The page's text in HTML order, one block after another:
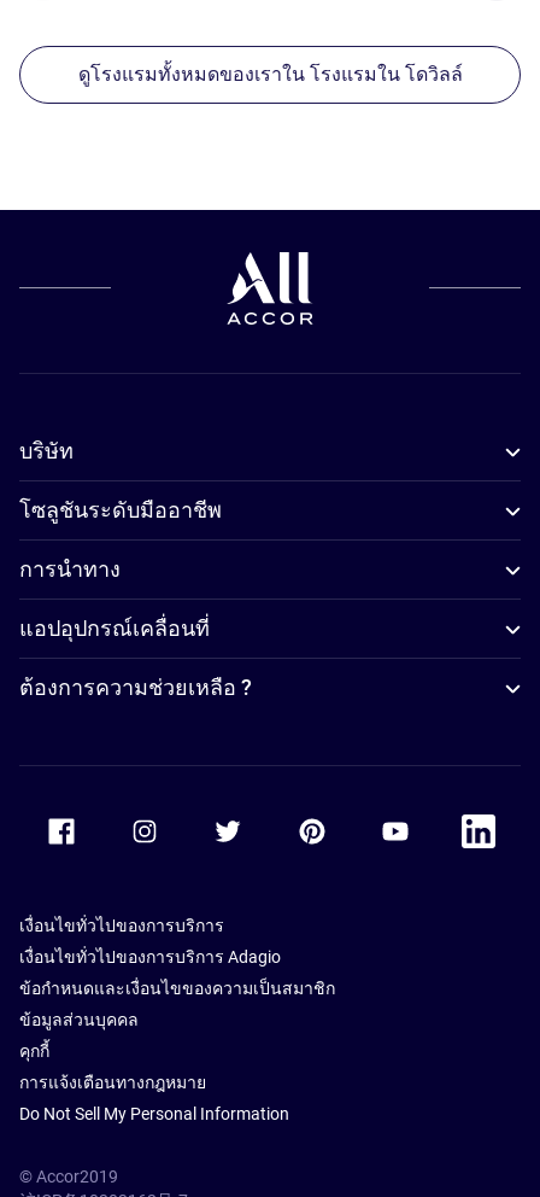
ดูโรงแรมทั้งหมดของเราใน โรงแรมใน โดวิลล์
บริษัท
โซลูชันระดับมืออาชีพ
การนำทาง
แอปอุปกรณ์เคลื่อนที่
ต้องการความช่วยเหลือ ?
Accor Facebook Accor TwitterAccor PinterestAccor Youtube
Accor
เงื่อนไขทั่วไปของการบริการ
เงื่อนไขทั่วไปของการบริการ Adagio
ข้อกำหนดและเงื่อนไขของความเป็นสมาชิก
ข้อมูลส่วนบุคคล
คุกกี้
การแจ้งเตือนทางกฎหมาย
Do Not Sell My Personal Information
© Accor2019